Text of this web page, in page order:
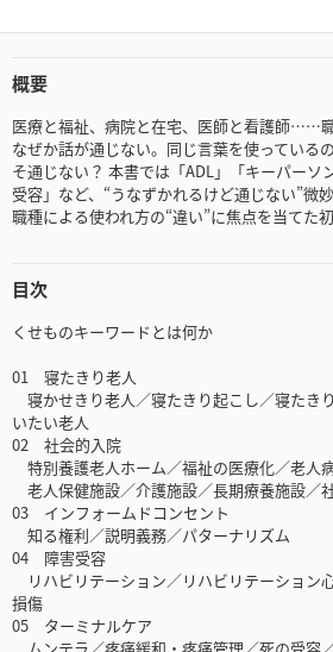
概要
医療と福祉、病院と在宅、医師と看護師……
なぜか話が通じない。同じ言葉を使っている
そ通じない？ 本書では「ADL」「キーパーソ
受容」など、“うなずかれるけど通じない”微
職種による使われ方の“違い”に焦点を当てた
目次
くせものキーワードとは何か
01 寝たきり老人
寝かせきり老人／寝たきり起こし／寝たき
いたい老人
02 社会的入院
特別養護老人ホーム／福祉の医療化／老人
老人保健施設／介護施設／長期療養施設／
03 インフォームドコンセント
知る権利／説明義務／パターナリズム
04 障害受容
リハビリテーション／リハビリテーション
損傷
05 ターミナルケア